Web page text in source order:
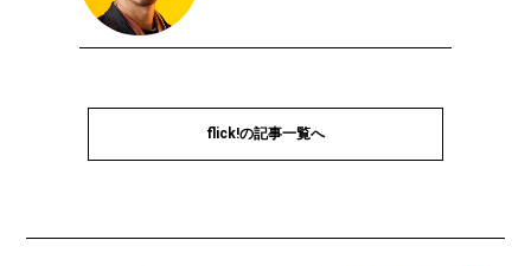
flick!の記事一覧へ